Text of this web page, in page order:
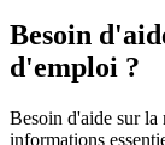
Besoin
d'emploi ?
Besoin d'aide sur la
informations